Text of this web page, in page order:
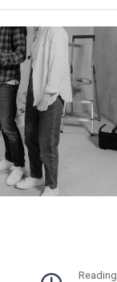
Reading